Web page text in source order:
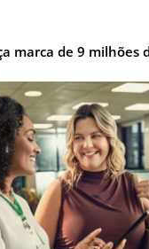
marca de 9 milhões